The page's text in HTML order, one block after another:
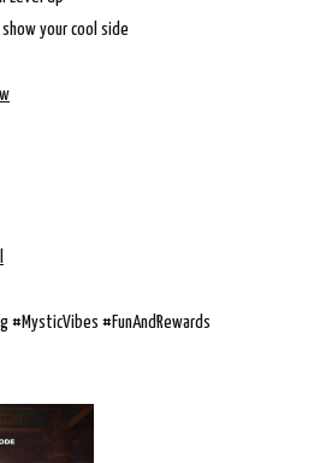
your cool side
#MysticVibes #FunAndRewards